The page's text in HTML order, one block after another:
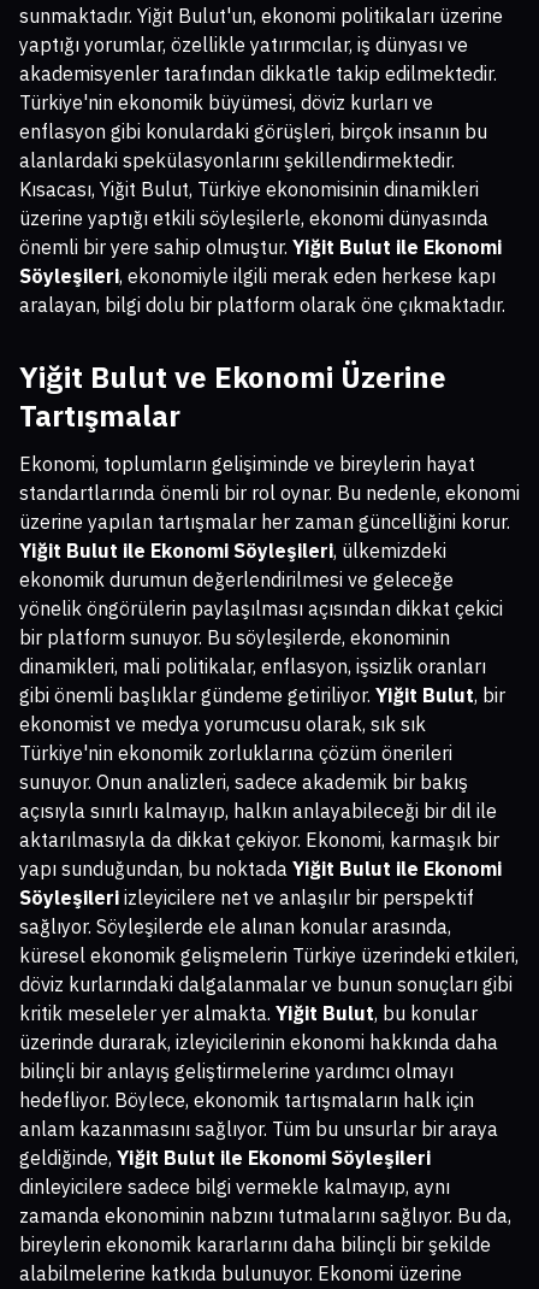
sunmaktadır. Yiğit Bulut'un, ekonomi politikaları üzerine
yaptığı yorumlar, özellikle yatırımcılar, iş dünyası ve
akademisyenler tarafından dikkatle takip edilmektedir.
Türkiye'nin ekonomik büyümesi, döviz kurları ve
enflasyon gibi konulardaki görüşleri, birçok insanın bu
alanlardaki spekülasyonlarını şekillendirmektedir.
Kısacası, Yiğit Bulut, Türkiye ekonomisinin dinamikleri
üzerine yaptığı etkili söyleşilerle, ekonomi dünyasında
önemli bir yere sahip olmuştur. Yiğit Bulut ile Ekonomi
Söyleşileri, ekonomiyle ilgili merak eden herkese kapı
aralayan, bilgi dolu bir platform olarak öne çıkmaktadır.
Yiğit Bulut ve Ekonomi Üzerine
Tartışmalar
Ekonomi, toplumların gelişiminde ve bireylerin hayat
standartlarında önemli bir rol oynar. Bu nedenle, ekonomi
üzerine yapılan tartışmalar her zaman güncelliğini korur.
Yiğit Bulut ile Ekonomi Söyleşileri, ülkemizdeki
ekonomik durumun değerlendirilmesi ve geleceğe
yönelik öngörülerin paylaşılması açısından dikkat çekici
bir platform sunuyor. Bu söyleşilerde, ekonominin
dinamikleri, mali politikalar, enflasyon, işsizlik oranları
gibi önemli başlıklar gündeme getiriliyor. Yiğit Bulut, bir
ekonomist ve medya yorumcusu olarak, sık sık
Türkiye'nin ekonomik zorluklarına çözüm önerileri
sunuyor. Onun analizleri, sadece akademik bir bakış
açısıyla sınırlı kalmayıp, halkın anlayabileceği bir dil ile
aktarılmasıyla da dikkat çekiyor. Ekonomi, karmaşık bir
yapı sunduğundan, bu noktada Yiğit Bulut ile Ekonomi
Söyleşileri izleyicilere net ve anlaşılır bir perspektif
sağlıyor. Söyleşilerde ele alınan konular arasında,
küresel ekonomik gelişmelerin Türkiye üzerindeki etkileri,
döviz kurlarındaki dalgalanmalar ve bunun sonuçları gibi
kritik meseleler yer almakta. Yiğit Bulut, bu konular
üzerinde durarak, izleyicilerinin ekonomi hakkında daha
bilinçli bir anlayış geliştirmelerine yardımcı olmayı
hedefliyor. Böylece, ekonomik tartışmaların halk için
anlam kazanmasını sağlıyor. Tüm bu unsurlar bir araya
geldiğinde, Yiğit Bulut ile Ekonomi Söyleşileri
dinleyicilere sadece bilgi vermekle kalmayıp, aynı
zamanda ekonominin nabzını tutmalarını sağlıyor. Bu da,
bireylerin ekonomik kararlarını daha bilinçli bir şekilde
alabilmelerine katkıda bulunuyor. Ekonomi üzerine